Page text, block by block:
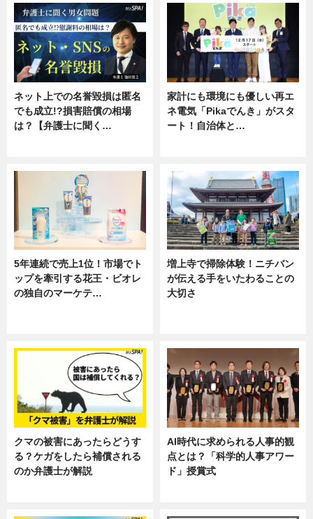
ネット上での名誉毀損は匿名
でも成立!?損害賠償の相場
は？【弁護士に聞く…
家計にも環境にも優しい再エ
ネ電気「Pikaでんき」がスタ
ート！自治体と…
5年連続で売上1位！市場でト
ップを牽引する花王・ビオレ
の独自のマーケテ…
増上寺で掃除体験！ニチバン
が伝える手をいたわることの
大切さ
クマの被害にあったらどうす
る？ケガをしたら補償される
のか弁護士が解説
AI時代に求められる人事的観
点とは？「科学的人事アワー
ド」授賞式